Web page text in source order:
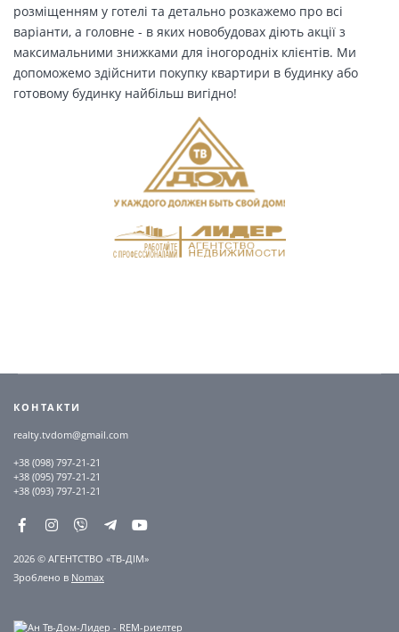
розміщенням у готелі та детально розкажемо про всі
варіанти, а головне - в яких новобудовах діють акції з
максимальними знижками для іногородніх клієнтів. Ми
допоможемо здійснити покупку квартири в будинку або
готовому будинку найбільш вигідно!
КОНТАКТИ
realty.tvdom@gmail.com
+38 (098) 797-21-21
+38 (095) 797-21-21
+38 (093) 797-21-21
2026 © АГЕНТСТВО «ТВ-ДІМ»
Зроблено в Nomax